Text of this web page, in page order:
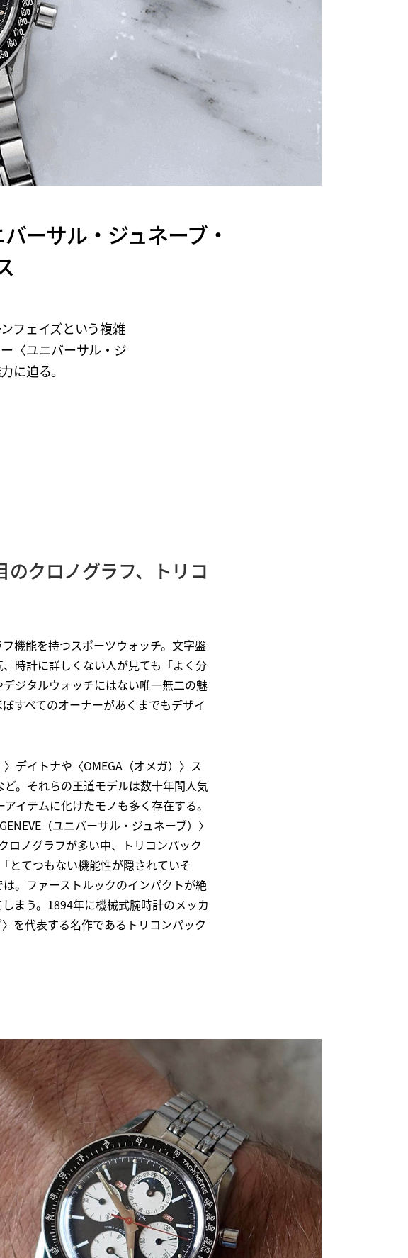
ーサル・ジュネーブ・
フェイズという複雑
〈ユニバーサル・ジ
に迫る。
クロノグラフ、トリコ
機能を持つスポーツウォッチ。文字盤
時計に詳しくない人が見ても「よく分
ジタルウォッチにはない唯一無二の魅
すべてのオーナーがあくまでもデザイ
デイトナや〈OMEGA（オメガ）〉ス
。それらの王道モデルは数十年間人気
イテムに化けたモノも多く存在する。
（ユニバーサル・ジュネーブ）〉
ロノグラフが多い中、トリコンパック
とてつもない機能性が隠されていそ
。ファーストルックのインパクトが絶
まう。1894年に機械式腕時計のメッカ
を代表する名作であるトリコンパック